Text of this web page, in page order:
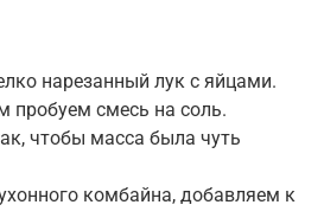
нарезанный лук с яйцами.
пробуем смесь на соль.
чтобы масса была чуть
комбайна, добавляем к